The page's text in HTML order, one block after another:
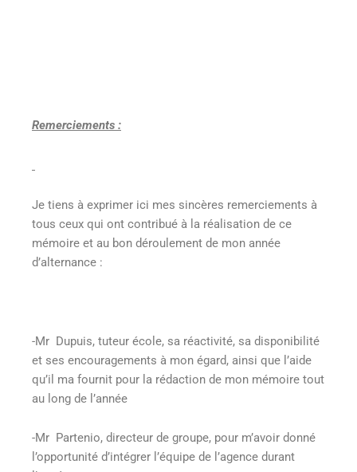
Remerciements :
Je tiens à exprimer ici mes sincères remerciements à
tous ceux qui ont contribué à la réalisation de ce
mémoire et au bon déroulement de mon année
d’alternance :
-Mr Dupuis, tuteur école, sa réactivité, sa disponibilité
et ses encouragements à mon égard, ainsi que l’aide
qu’il ma fournit pour la rédaction de mon mémoire tout
au long de l’année
-Mr Partenio, directeur de groupe, pour m’avoir donné
l’opportunité d’intégrer l’équipe de l’agence durant